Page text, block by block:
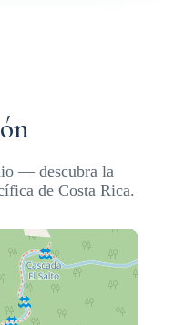
— descubra la
de Costa Rica.